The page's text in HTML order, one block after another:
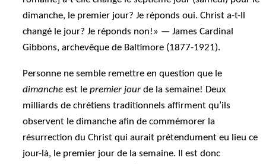
dimanche, le premier jour? Je réponds oui. Christ a-t-Il
changé le jour? Je réponds non!» — James Cardinal
Gibbons, archevêque de Baltimore (1877-1921).
Personne ne semble remettre en question que le
dimanche est lepremier jour de la semaine! Deux
milliards de chrétiens traditionnels affirment qu’ils
observent le dimanche afin de commémorer la
résurrection du Christ qui aurait prétendument eu lieu ce
jour-là, le premier jour de la semaine. Il est donc